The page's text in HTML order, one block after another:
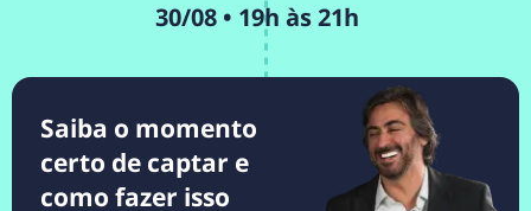
30/08 • 19h às 21h
Saiba o momento
certo de captar e
como fazer isso